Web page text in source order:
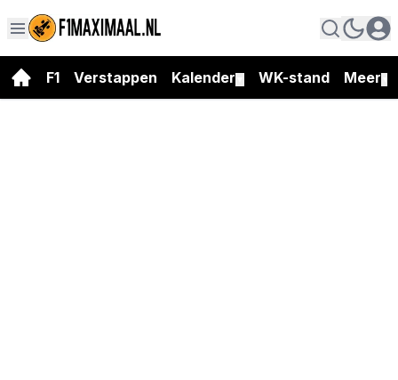
F1 Verstappen Kalender WK-stand Meer